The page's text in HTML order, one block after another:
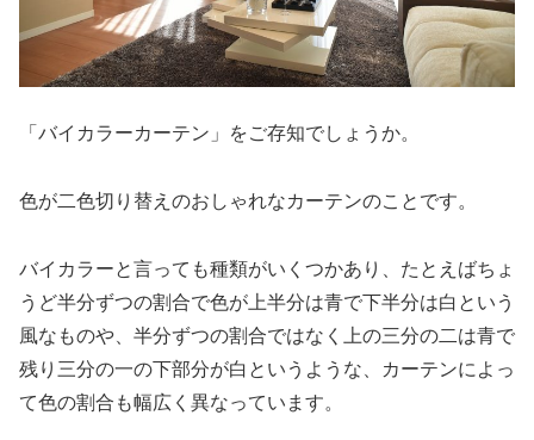
「バイカラーカーテン」をご存知でしょうか。
色が二色切り替えのおしゃれなカーテンのことです。
バイカラーと言っても種類がいくつかあり、たとえばちょ
うど半分ずつの割合で色が上半分は青で下半分は白という
風なものや、半分ずつの割合ではなく上の三分の二は青で
残り三分の一の下部分が白というような、カーテンによっ
て色の割合も幅広く異なっています。